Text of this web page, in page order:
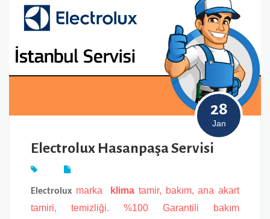
28
Jan
Electrolux Hasanpaşa Servisi
Electrolux marka klima tamir, bakım, ana akart
tamiri, temizliği. %100 Garantili bakım